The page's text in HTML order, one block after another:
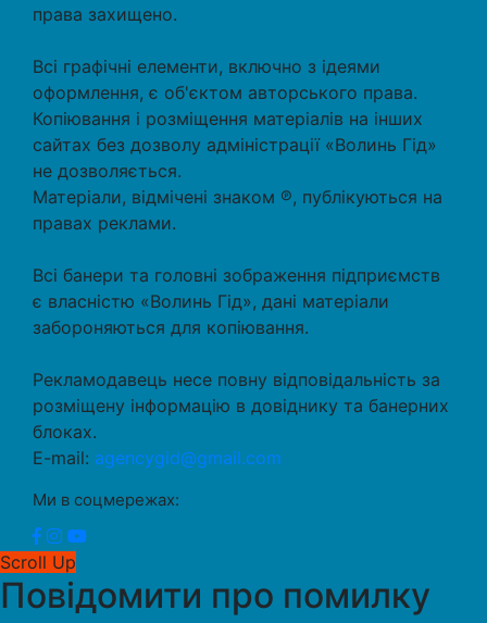
права захищено.
Всі графічні елементи, включно з ідеями
оформлення, є об'єктом авторського права.
Копіювання і розміщення матеріалів на інших
сайтах без дозволу адміністрації «Волинь Гід»
не дозволяється.
Матеріали, відмічені знаком ℗, публікуються на
правах реклами.
Всі банери та головні зображення підприємств
є власністю «Волинь Гід», дані матеріали
забороняються для копіювання.
Рекламодавець несе повну відповідальність за
розміщену інформацію в довіднику та банерних
блоках.
E-mail: agencygid@gmail.com
Ми в соцмережах:
Scroll Up
Повідомити про помилку